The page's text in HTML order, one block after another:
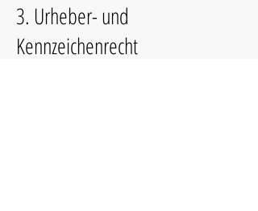
3. Urheber- und
Kennzeichenrecht